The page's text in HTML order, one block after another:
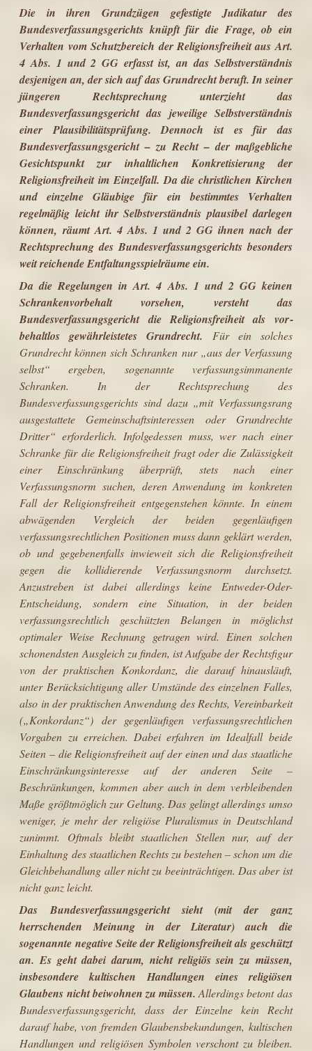
Die in ihren Grundzügen gefestigte Judikatur des
Bundesverfassungsgerichts knüpft für die Frage, ob ein
Verhalten vom Schutzbereich der Religionsfreiheit aus Art.
4 Abs. 1 und 2 GG erfasst ist, an das Selbstverständnis
desjenigen an, der sich auf das Grundrecht beruft. In seiner
jüngeren Rechtsprechung unter­zieht das
Bundesverfassungsgericht das jeweilige Selbstverständnis
einer Plausibilitätsprüfung. Dennoch ist es für das
Bundesverfassungsgericht – zu Recht – der maßgebliche
Gesichtspunkt zur inhaltlichen Konkretisierung der
Religionsfreiheit im Einzelfall. Da die christlichen Kirchen
und einzelne Gläubige für ein bestimmtes Verhalten
regelmäßig leicht ihr Selbstverständnis plausibel darlegen
können, räumt Art. 4 Abs. 1 und 2 GG ihnen nach der
Rechtsprechung des Bundesverfassungsgerichts besonders
weit reichende Entfaltungsspiel­räume ein.
Da die Regelungen in Art. 4 Abs. 1 und 2 GG keinen
Schrankenvorbehalt vor­sehen, versteht das
Bundesverfassungsgericht die Religionsfreiheit als vor­
behaltlos gewährleistetes Grundrecht. Für ein solches
Grundrecht können sich Schranken nur „aus der Verfassung
selbst“ ergeben, sogenannte verfassungs­immanente
Schranken. In der Rechtsprechung des
Bundesverfassungsgerichts sind dazu „mit Verfassungsrang
ausgestattete Gemeinschaftsinteressen oder Grundrechte
Dritter“ erforderlich. Infolgedessen muss, wer nach einer
Schranke für die Religionsfreiheit fragt oder die Zulässigkeit
einer Einschränkung über­prüft, stets nach einer
Verfassungsnorm suchen, deren Anwendung im kon­kreten
Fall der Religionsfreiheit entgegenstehen könnte. In einem
abwägenden Vergleich der beiden gegenläufigen
verfassungsrechtlichen Positionen muss dann geklärt werden,
ob und gegebenenfalls inwieweit sich die Religionsfreiheit
gegen die kollidierende Verfassungsnorm durchsetzt.
Anzustreben ist dabei allerdings keine Entweder-Oder-
Entscheidung, sondern eine Situation, in der beiden
verfassungsrechtlich geschützten Belangen in möglichst
optimaler Weise Rechnung getragen wird. Einen solchen
schonendsten Ausgleich zu finden, ist Aufgabe der Rechtsfigur
von der praktischen Konkordanz, die darauf hinausläuft,
unter Berücksichtigung aller Umstände des einzelnen Falles,
also in der praktischen Anwendung des Rechts, Vereinbarkeit
(„Konkordanz“) der gegenläufigen verfassungsrechtlichen
Vorgaben zu erreichen. Dabei erfahren im Idealfall beide
Seiten – die Religionsfreiheit auf der einen und das staatliche
Einschränkungsinteresse auf der anderen Seite –
Beschränkungen, kommen aber auch in dem verbleibenden
Maße größtmöglich zur Geltung. Das gelingt allerdings umso
weniger, je mehr der religiöse Pluralismus in Deutschland
zunimmt. Oftmals bleibt staatlichen Stellen nur, auf der
Einhaltung des staat­lichen Rechts zu bestehen – schon um die
Gleichbehandlung aller nicht zu beeinträchtigen. Das aber ist
nicht ganz leicht.
Das Bundesverfassungsgericht sieht (mit der ganz
herrschenden Meinung in der Literatur) auch die
sogenannte negative Seite der Religionsfreiheit als geschützt
an. Es geht dabei darum, nicht religiös sein zu müssen,
insbesondere kultischen Handlungen eines religiösen
Glaubens nicht beiwohnen zu müssen. Allerdings betont das
Bundesverfassungsgericht, dass der Einzelne kein Recht
darauf habe, von fremden Glaubensbekundungen, kultischen
Handlungen und religiösen Symbolen verschont zu bleiben.